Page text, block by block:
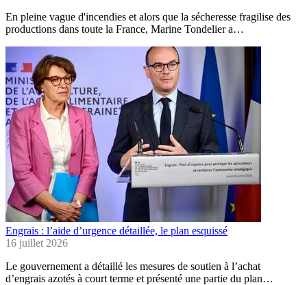
En pleine vague d'incendies et alors que la sécheresse fragilise des
productions dans toute la France, Marine Tondelier a…
Engrais : l’aide d’urgence détaillée, le plan esquissé
16 juillet 2026
Le gouvernement a détaillé les mesures de soutien à l’achat
d’engrais azotés à court terme et présenté une partie du plan…